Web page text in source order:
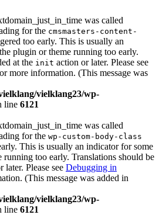
was called
for the cmsmasters-content-
too early. This is usually an
plugin or theme running too early.
at the init action or later. Please see
more information. (This message was
vielklang23/wp-
line 6121
was called
for the wp-custom-body-class
This is usually an indicator for some
too early. Translations should be
later. Please see Debugging in
(This message was added in
vielklang23/wp-
line 6121